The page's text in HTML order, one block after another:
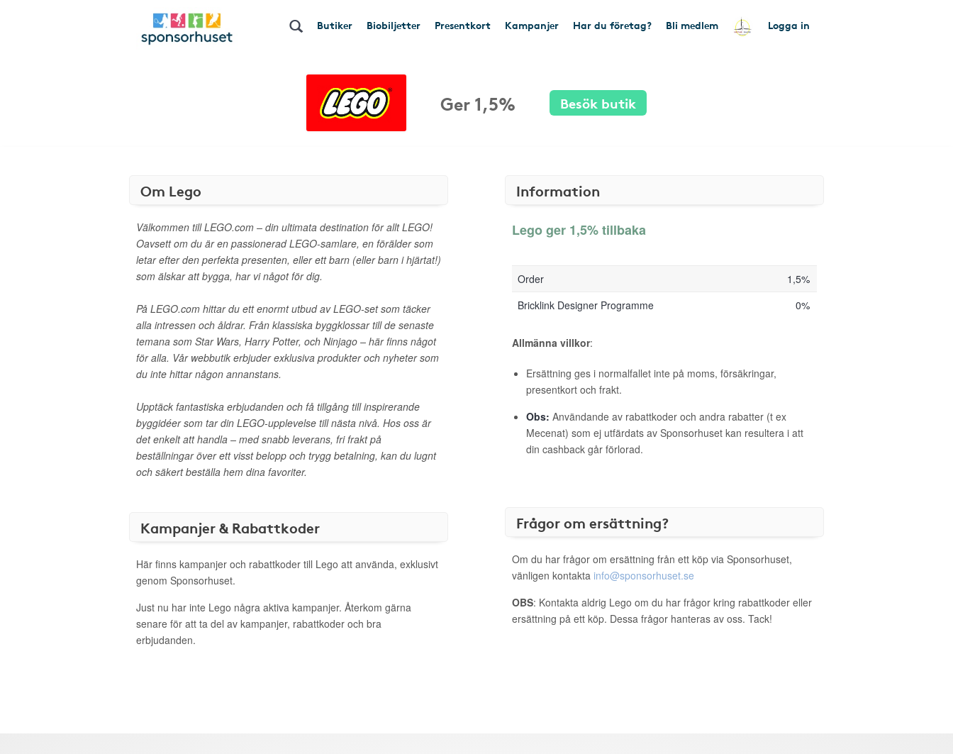
Butiker Biobiljetter Presentkort Kampanjer Har du företag? Bli medlem Logga in
Ger 1,5% Besök butik
Om Lego
Välkommen till LEGO.com – din ultimata destination för allt LEGO!
Oavsett om du är en passionerad LEGO-samlare, en förälder som
letar efter den perfekta presenten, eller ett barn (eller barn i hjärtat!)
som älskar att bygga, har vi något för dig.
På LEGO.com hittar du ett enormt utbud av LEGO-set som täcker
alla intressen och åldrar. Från klassiska byggklossar till de senaste
temana som Star Wars, Harry Potter, och Ninjago – här finns något
för alla. Vår webbutik erbjuder exklusiva produkter och nyheter som
du inte hittar någon annanstans.
Upptäck fantastiska erbjudanden och få tillgång till inspirerande
byggidéer som tar din LEGO-upplevelse till nästa nivå. Hos oss är
det enkelt att handla – med snabb leverans, fri frakt på
beställningar över ett visst belopp och trygg betalning, kan du lugnt
och säkert beställa hem dina favoriter.
Kampanjer & Rabattkoder
Här finns kampanjer och rabattkoder till Lego att använda, exklusivt
genom Sponsorhuset.
Just nu har inte Lego några aktiva kampanjer. Återkom gärna
senare för att ta del av kampanjer, rabattkoder och bra
erbjudanden.
Information
Lego ger 1,5% tillbaka
Order
1,5%
Bricklink Designer Programme
0%
Allmänna villkor:
Ersättning ges i normalfallet inte på moms, försäkringar,
presentkort och frakt.
Obs: Användande av rabattkoder och andra rabatter (t ex
Mecenat) som ej utfärdats av Sponsorhuset kan resultera i att
din cashback går förlorad.
Frågor om ersättning?
Om du har frågor om ersättning från ett köp via Sponsorhuset,
vänligen kontakta info@sponsorhuset.se
OBS: Kontakta aldrig Lego om du har frågor kring rabattkoder eller
ersättning på ett köp. Dessa frågor hanteras av oss. Tack!